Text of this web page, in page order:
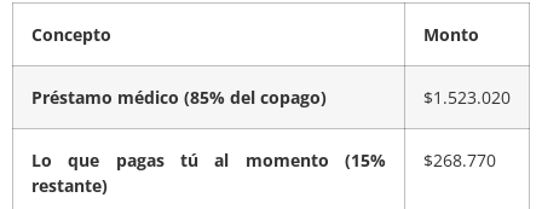
Concepto Monto
Préstamo médico (85% del copago) $1.523.020
Lo que pagas tú al momento (15%
restante)
$268.770